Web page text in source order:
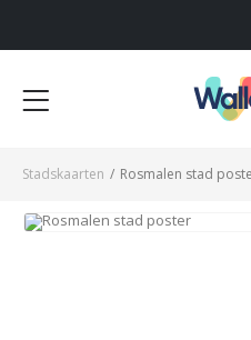
Voor 12:00 uur besteld, dezelfde
Stadskaarten / Rosmalen stad